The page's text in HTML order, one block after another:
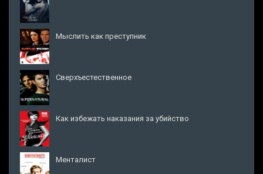
Мыслить как преступник
Сверхъестественное
Как избежать наказания за убийство
Менталист